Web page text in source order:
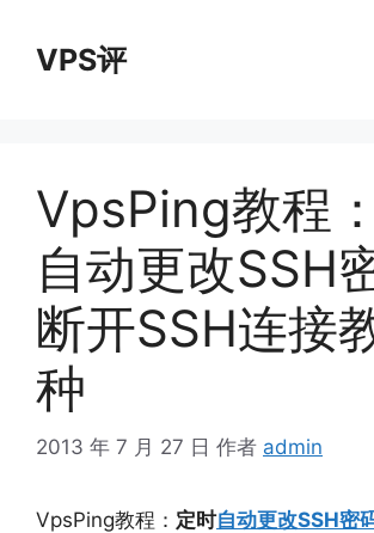
VPS评
VpsPing教程
自动更改SSH
断开SSH连接
种
2013 年 7 月 27 日 作者 admin
VpsPing教程： 定时自动更改SSH密